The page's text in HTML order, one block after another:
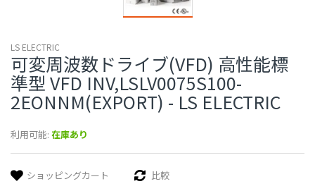
LS ELECTRIC
可変周波数ドライブ(VFD) 高性能標
準型 VFD INV,LSLV0075S100-
2EONNM(EXPORT) - LS ELECTRIC
利用可能: 在庫あり
ショッピングカート 比較